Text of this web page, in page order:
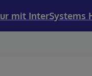
mit InterSystems